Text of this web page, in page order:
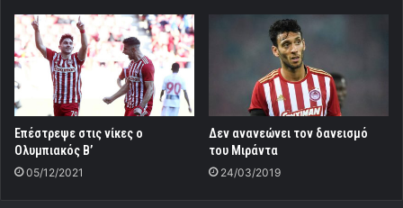
Επέστρεψε στις νίκες ο
Ολυμπιακός Β’
05/12/2021
Δεν ανανεώνει τον δανεισμό
του Μιράντα
24/03/2019